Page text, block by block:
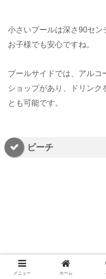
小さいプールは深さ90セン
お子様でも安心ですね。
プールサイドでは、アルコ
ショップがあり、ドリンク
とも可能です。
ビーチ
メニュー ホーム